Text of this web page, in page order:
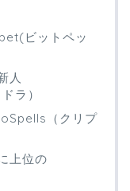
ビットペッ
人
ラ）
（クリプ
上位の